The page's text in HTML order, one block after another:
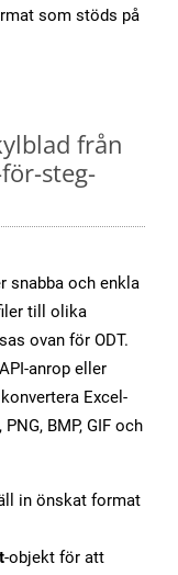
som stöds på
från
steg-
snabba och enkla
till olika
ovan för ODT.
anrop eller
Excel-
BMP, GIF och
in önskat format
-objekt för att